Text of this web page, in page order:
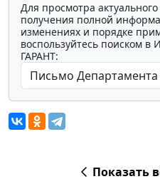
Для просмотра
получения полной
изменениях и порядке
воспользуйтесь поиском в
ГАРАНТ:
Показать